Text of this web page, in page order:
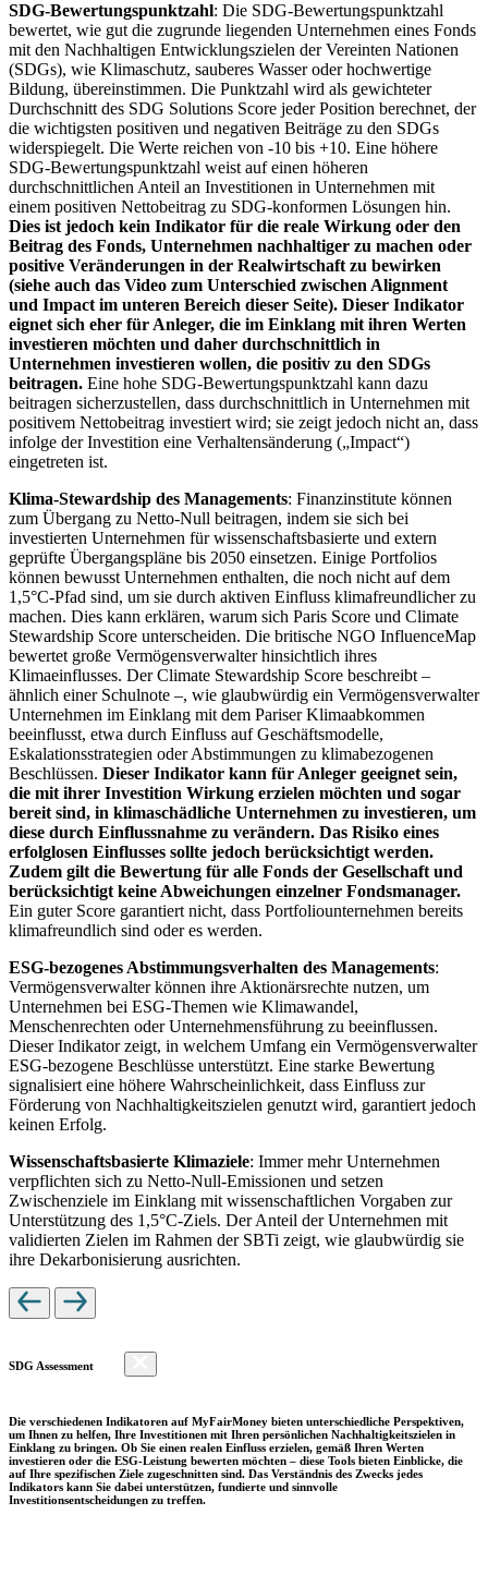
SDG-Bewertungspunktzahl: Die SDG-Bewertungspunktzahl
bewertet, wie gut die zugrunde liegenden Unternehmen eines Fonds
mit den Nachhaltigen Entwicklungszielen der Vereinten Nationen
(SDGs), wie Klimaschutz, sauberes Wasser oder hochwertige
Bildung, übereinstimmen. Die Punktzahl wird als gewichteter
Durchschnitt des SDG Solutions Score jeder Position berechnet, der
die wichtigsten positiven und negativen Beiträge zu den SDGs
widerspiegelt. Die Werte reichen von -10 bis +10. Eine höhere
SDG-Bewertungspunktzahl weist auf einen höheren
durchschnittlichen Anteil an Investitionen in Unternehmen mit
einem positiven Nettobeitrag zu SDG-konformen Lösungen hin.
Dies ist jedoch kein Indikator für die reale Wirkung oder den
Beitrag des Fonds, Unternehmen nachhaltiger zu machen oder
positive Veränderungen in der Realwirtschaft zu bewirken
(siehe auch das Video zum Unterschied zwischen Alignment
und Impact im unteren Bereich dieser Seite). Dieser Indikator
eignet sich eher für Anleger, die im Einklang mit ihren Werten
investieren möchten und daher durchschnittlich in
Unternehmen investieren wollen, die positiv zu den SDGs
beitragen. Eine hohe SDG-Bewertungspunktzahl kann dazu
beitragen sicherzustellen, dass durchschnittlich in Unternehmen mit
positivem Nettobeitrag investiert wird; sie zeigt jedoch nicht an, dass
infolge der Investition eine Verhaltensänderung („Impact“)
eingetreten ist.
Klima-Stewardship des Managements: Finanzinstitute können
zum Übergang zu Netto-Null beitragen, indem sie sich bei
investierten Unternehmen für wissenschaftsbasierte und extern
geprüfte Übergangspläne bis 2050 einsetzen. Einige Portfolios
können bewusst Unternehmen enthalten, die noch nicht auf dem
1,5°C-Pfad sind, um sie durch aktiven Einfluss klimafreundlicher zu
machen. Dies kann erklären, warum sich Paris Score und Climate
Stewardship Score unterscheiden. Die britische NGO InfluenceMap
bewertet große Vermögensverwalter hinsichtlich ihres
Klimaeinflusses. Der Climate Stewardship Score beschreibt –
ähnlich einer Schulnote –, wie glaubwürdig ein Vermögensverwalter
Unternehmen im Einklang mit dem Pariser Klimaabkommen
beeinflusst, etwa durch Einfluss auf Geschäftsmodelle,
Eskalationsstrategien oder Abstimmungen zu klimabezogenen
Beschlüssen. Dieser Indikator kann für Anleger geeignet sein,
die mit ihrer Investition Wirkung erzielen möchten und sogar
bereit sind, in klimaschädliche Unternehmen zu investieren, um
diese durch Einflussnahme zu verändern. Das Risiko eines
erfolglosen Einflusses sollte jedoch berücksichtigt werden.
Zudem gilt die Bewertung für alle Fonds der Gesellschaft und
berücksichtigt keine Abweichungen einzelner Fondsmanager.
Ein guter Score garantiert nicht, dass Portfoliounternehmen bereits
klimafreundlich sind oder es werden.
ESG-bezogenes Abstimmungsverhalten des Managements:
Vermögensverwalter können ihre Aktionärsrechte nutzen, um
Unternehmen bei ESG-Themen wie Klimawandel,
Menschenrechten oder Unternehmensführung zu beeinflussen.
Dieser Indikator zeigt, in welchem Umfang ein Vermögensverwalter
ESG-bezogene Beschlüsse unterstützt. Eine starke Bewertung
signalisiert eine höhere Wahrscheinlichkeit, dass Einfluss zur
Förderung von Nachhaltigkeitszielen genutzt wird, garantiert jedoch
keinen Erfolg.
Wissenschaftsbasierte Klimaziele: Immer mehr Unternehmen
verpflichten sich zu Netto-Null-Emissionen und setzen
Zwischenziele im Einklang mit wissenschaftlichen Vorgaben zur
Unterstützung des 1,5°C-Ziels. Der Anteil der Unternehmen mit
validierten Zielen im Rahmen der SBTi zeigt, wie glaubwürdig sie
ihre Dekarbonisierung ausrichten.
SDG Assessment
Die verschiedenen Indikatoren auf MyFairMoney bieten unterschiedliche Perspektiven,
um Ihnen zu helfen, Ihre Investitionen mit Ihren persönlichen Nachhaltigkeitszielen in
Einklang zu bringen. Ob Sie einen realen Einfluss erzielen, gemäß Ihren Werten
investieren oder die ESG-Leistung bewerten möchten – diese Tools bieten Einblicke, die
auf Ihre spezifischen Ziele zugeschnitten sind. Das Verständnis des Zwecks jedes
Indikators kann Sie dabei unterstützen, fundierte und sinnvolle
Investitionsentscheidungen zu treffen.